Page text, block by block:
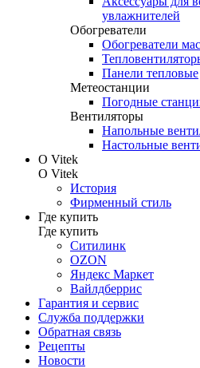
увлажнителей
Обогреватели
Обогреватели
Панели тепловые
Метеостанции
Погодные
Вентиляторы
Напольные
Настольные
О Vitek
О Vitek
История
Фирменный стиль
Где купить
Где купить
Ситилинк
OZON
Яндекс Маркет
Вайлдберрис
Гарантия и сервис
Служба поддержки
Обратная связь
Рецепты
Новости